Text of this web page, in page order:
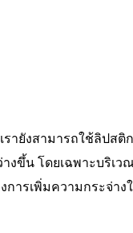
ายังสามารถใช้ลิปส
ขึ้น โดยเฉพาะบริเ
รเพิ่มความกระจ่าง